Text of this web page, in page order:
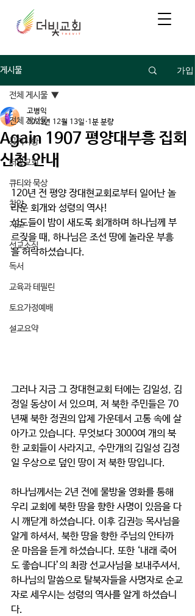
게시물 가입
전체 게시물
공지사항
더빛교회
큐티와 묵상
찬양
기도
선교소식
독서
교육과 테필린
토요가정예배
설교요약
전체 게시물
Again 1907 평양대부흥 집회
신청 안내
고병익
2023년 12월 13일 1분 분량
120년 전 평양 장대현교회로부터 일어난 놀
라운 회개와 성령의 역사!
성도들이 밤이 새도록 회개하며 하나님께 부
르짖을 때, 하나님은 조선 땅에 놀라운 부흥
을 허락하셨습니다.
그러나 지금 그 장대현교회 터에는 김일성, 김
정일 동상이 서 있으며, 저 북한 주민들은 70
년째 북한 정권의 압제 가운데서 고통 속에 살
아가고 있습니다. 무엇보다 3000여 개의 북
한 교회들이 사라지고, 수만개의 김일성 김정
일 우상으로 덮인 땅이 저 북한 땅입니다.
하나님께서는 2년 전에 물방울 영화를 통해
우리 교회에 북한 땅을 향한 사명이 있음을 다
시 깨닫게 하셨습니다. 이후 김권능 목사님을
알게 하셔서, 북한 땅을 향한 주님의 안타까
운 마음을 듣게 하셨습니다. 또한 ‘내래 죽어
도 좋습니다’의 최광 선교사님을 보내주셔서,
하나님의 말씀으로 탈북자들을 사명자로 순교
자로 세우시는 성령의 역사를 알게 하셨습니
다.